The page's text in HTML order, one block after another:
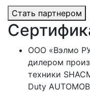
Стать партнером
ООО «Вэлмо
дилером
техники
Duty